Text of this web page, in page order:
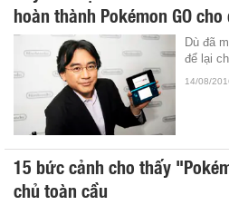
hoàn thành Pokémon GO
Dù đã
để lại
14/08/
15 bức cảnh cho thấy
chủ toàn cầu